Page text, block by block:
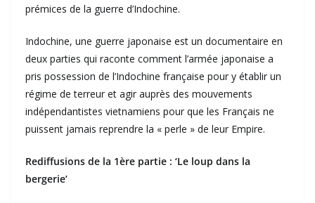
prémices de la guerre d’Indochine.
Indochine, une guerre japonaise est un documentaire en
deux parties qui raconte comment l’armée japonaise a
pris possession de l’Indochine française pour y établir un
régime de terreur et agir auprès des mouvements
indépendantistes vietnamiens pour que les Français ne
puissent jamais reprendre la « perle » de leur Empire.
Rediffusions de la 1ère partie : ‘Le loup dans la
bergerie’